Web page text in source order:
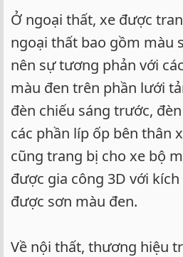
Ở ngoại thất, xe được
ngoại thất bao gồm màu
nên sự tương phản với
màu đen trên phần lưới
đèn chiếu sáng trước,
các phần líp ốp bên thân
cũng trang bị cho xe bộ
được gia công 3D với
được sơn màu đen.
Về nội thất, thương hiệu